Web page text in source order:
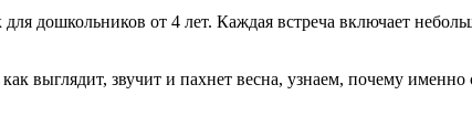
дошкольников от 4 лет. Каждая встреча включает
выглядит, звучит и пахнет весна, узнаем, почему именно